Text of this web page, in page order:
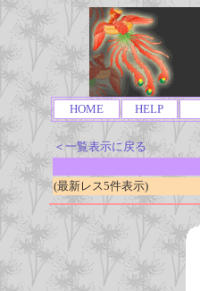
HOME HELP
＜一覧表示に戻る
(最新レス5件表示)